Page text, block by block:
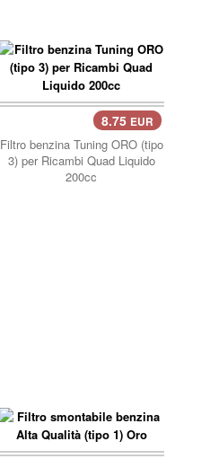
8.75 EUR
Filtro benzina Tuning ORO (tipo
3) per Ricambi Quad Liquido
200cc